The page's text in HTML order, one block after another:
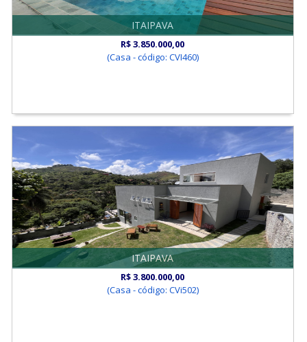
ITAIPAVA
R$ 3.850.000,00
(Casa - código: CVI460)
ITAIPAVA
R$ 3.800.000,00
(Casa - código: CVi502)